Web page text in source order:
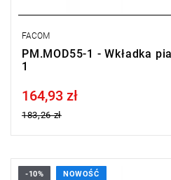
FACOM
PM.MOD55-1 - Wkładka
1
Price tax included
164,93 zł
183,26 zł
-10% NOWOŚĆ